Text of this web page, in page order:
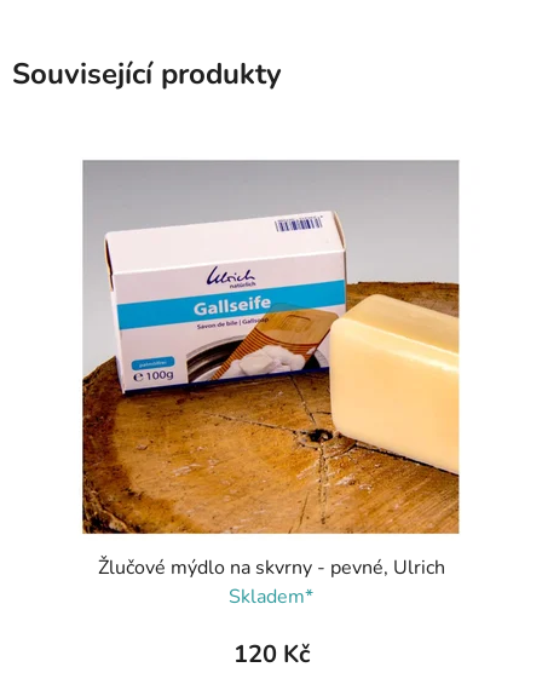
Související produkty
Žlučové mýdlo na skvrny - pevné, Ulrich
Skladem*
120 Kč